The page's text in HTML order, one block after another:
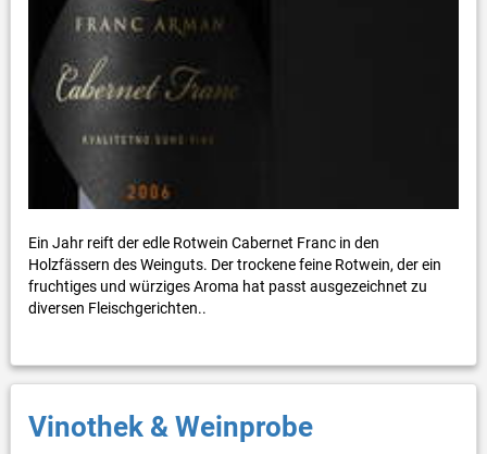
Ein Jahr reift der edle Rotwein Cabernet Franc in den
Holzfässern des Weinguts. Der trockene feine Rotwein, der ein
fruchtiges und würziges Aroma hat passt ausgezeichnet zu
diversen Fleischgerichten..
Vinothek & Weinprobe